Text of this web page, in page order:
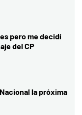
pero me decidí
del CP
la próxima